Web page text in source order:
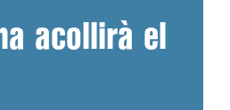
acollirà el